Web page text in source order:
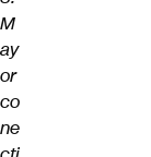
M
ay
or
co
ne